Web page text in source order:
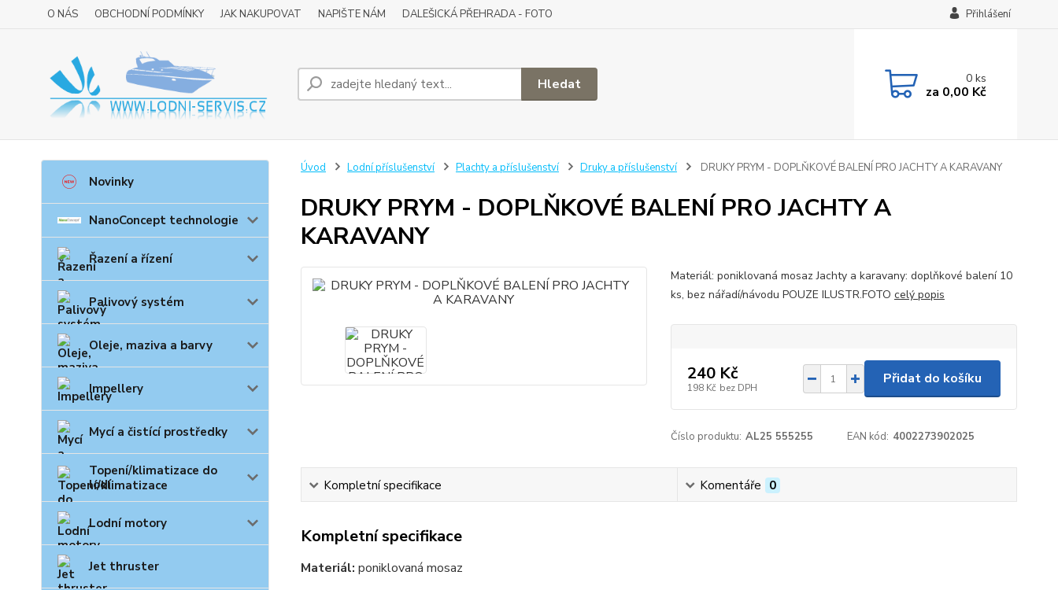
O NÁS OBCHODNÍ PODMÍNKY JAK NAKUPOVAT NAPIŠTE NÁM DALEŠICKÁ PŘEHRADA - FOTO Přihlášení
Hledat 0ks
za 0,00 Kč
Novinky
NanoConcept technologie
Řazení a řízení
Palivový systém
Oleje, maziva a barvy
Impellery
Mycí a čistící prostředky
Topení/klimatizace do
lodí
Lodní motory
Jet thruster
Úvod Lodní příslušenství Plachty a příslušenství Druky a příslušenství DRUKY PRYM - DOPLŇKOVÉ BALENÍ PRO JACHTY A KARAVANY
DRUKY PRYM - DOPLŇKOVÉ BALENÍ PRO JACHTY A
KARAVANY
Materiál: poniklovaná mosaz Jachty a karavany: doplňkové balení 10
ks, bez nářadí/návodu POUZE ILUSTR.FOTO celý popis
240 Kč
198 Kč bez DPH
Přidat do košíku
Číslo produktu: AL25 555255 EAN kód: 4002273902025
Kompletní specifikace Komentáře 0
Kompletní specifikace
Materiál: poniklovaná mosaz